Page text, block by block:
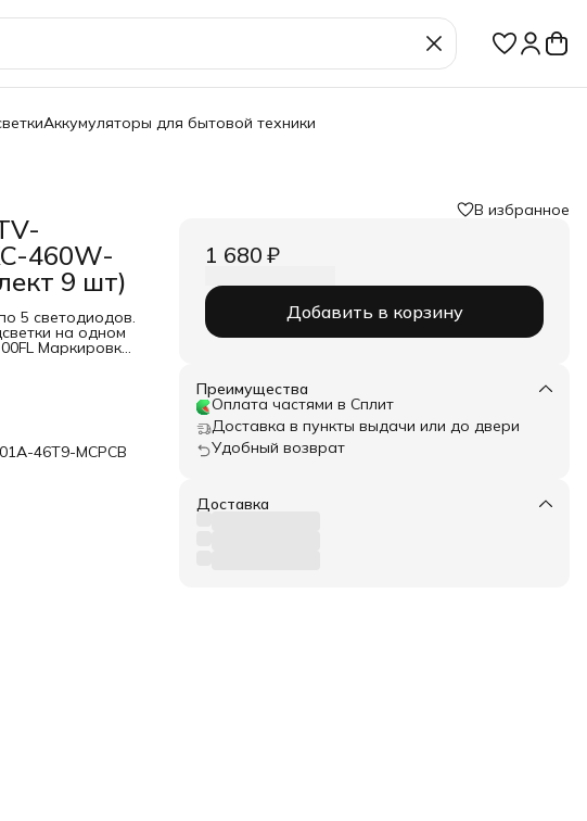
Аккумуляторы для бытовой техники
460W-
9 шт)
5 светодиодов.
на одном
Маркировка:
Комплект 9шт.
46T9-MCPCB
В избранное
1 680 ₽
Добавить в корзину
Преимущества
Оплата частями в Сплит
Доставка в пункты выдачи или до двери
Удобный возврат
Доставка